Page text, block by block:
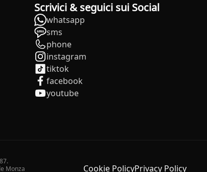
Scrivici & seguici sui Social
whatsapp
sms
phone
instagram
tiktok
facebook
youtube
Monza
Cookie PolicyPrivacy Policy